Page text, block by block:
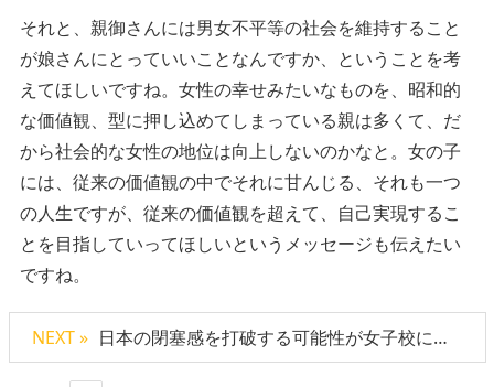
それと、親御さんには男女不平等の社会を維持すること
が娘さんにとっていいことなんですか、ということを考
えてほしいですね。女性の幸せみたいなものを、昭和的
な価値観、型に押し込めてしまっている親は多くて、だ
から社会的な女性の地位は向上しないのかなと。女の子
には、従来の価値観の中でそれに甘んじる、それも一つ
の人生ですが、従来の価値観を超えて、自己実現するこ
とを目指していってほしいというメッセージも伝えたい
ですね。
NEXT » 日本の閉塞感を打破する可能性が女子校にある！